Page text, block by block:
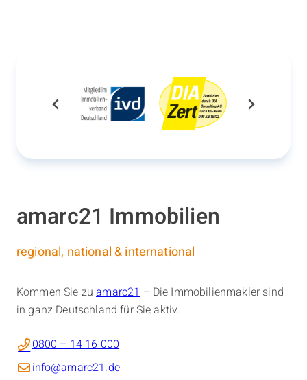
amarc21 Immobilien
regional, national & international
Kommen Sie zuamarc21– Die Immobilienmakler sind
in ganz Deutschland für Sie aktiv.
0800 – 14 16 000
info@amarc21.de